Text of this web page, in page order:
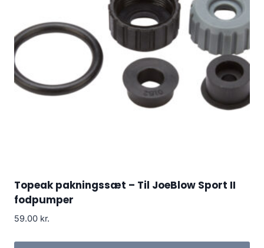
Topeak pakningssæt – Til JoeBlow Sport II
fodpumper
59.00 kr.